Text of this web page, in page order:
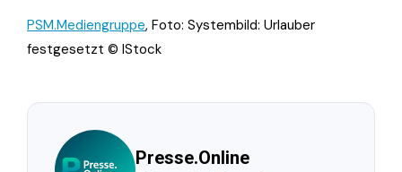
PSM.Mediengruppe, Foto: Systembild: Urlauber
festgesetzt © IStock
Presse.Online